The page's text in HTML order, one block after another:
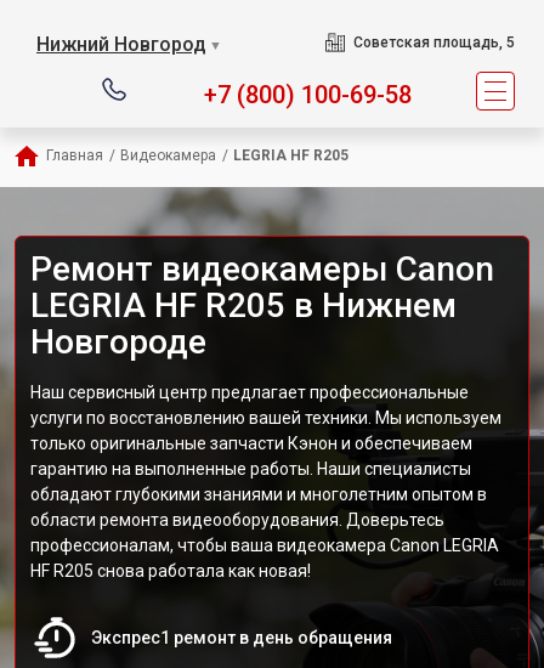
Нижний Новгород ▼ Советская площадь, 5
+7 (800) 100-69-58
Главная / Видеокамера / LEGRIA HF R205
Ремонт видеокамеры Canon
LEGRIA HF R205 в Нижнем
Новгороде
Наш сервисный центр предлагает профессиональные
услуги по восстановлению вашей техники. Мы используем
только оригинальные запчасти Кэнон и обеспечиваем
гарантию на выполненные работы. Наши специалисты
обладают глубокими знаниями и многолетним опытом в
области ремонта видеооборудования. Доверьтесь
профессионалам, чтобы ваша видеокамера Canon LEGRIA
HF R205 снова работала как новая!
Экспрес1 ремонт в день обращения